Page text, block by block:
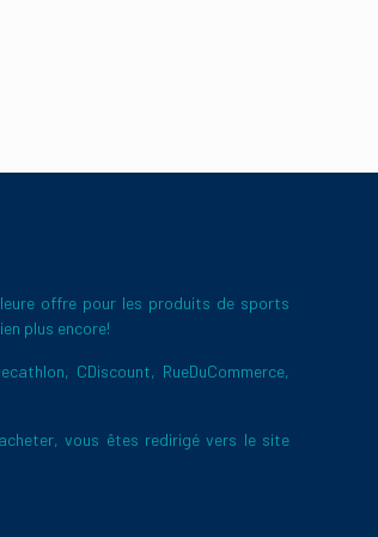
offre pour les produits de sports
plus encore!
CDiscount, RueDuCommerce,
vous êtes redirigé vers le site